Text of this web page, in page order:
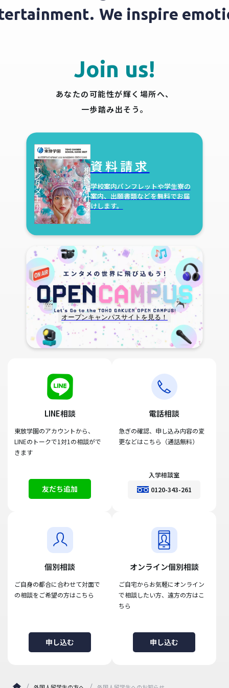
We inspire
Join us!
あなたの可能性が輝く場所へ、
一歩踏み出そう。
資料請求
学校案内パンフレットや学生寮の
案内、 出願書類などを無料でお届
けします。
オープンキャンパスサイトを見る！
LINE相談
東放学園のアカウントから、
LINEのトークで1対1の相談がで
きます
友だち追加
電話相談
急ぎの確認、申し込み内容の変
更などはこちら（通話無料）
入学相談室
0120-343-261
個別相談
ご自身の都合に合わせて対面で
の相談をご希望の方はこちら
申し込む
オンライン個別相談
ご自宅からお気軽にオンライン
で相談したい方、遠方の方はこ
ちら
申し込む